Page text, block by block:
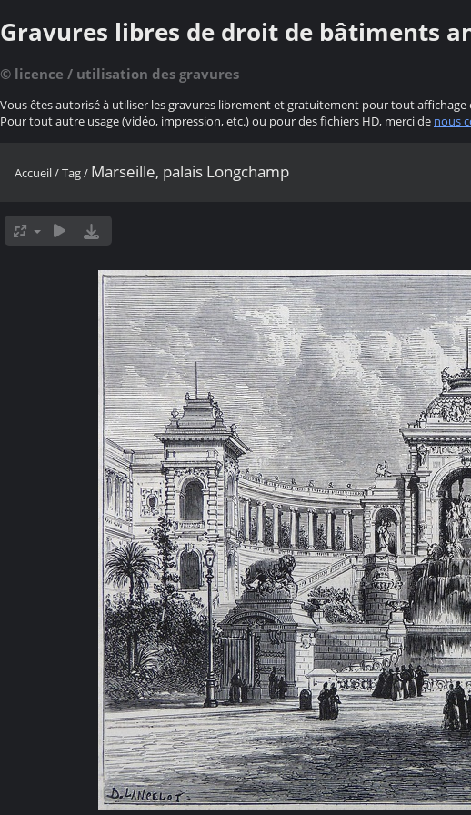
Gravures libres de droit de bâtiments
© licence / utilisation des gravures
Vous êtes autorisé à utiliser les gravures librement et gratuitement pour tout
Pour tout autre usage (vidéo, impression, etc.) ou pour des fichiers HD, merci de nous
Accueil/Tag/ Marseille, palais Longchamp